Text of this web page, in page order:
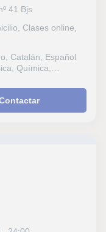
41 Bjs
Clases online,
Catalán, Español
Química,
Lengua
Lengua catalana
técnico, TOEFL,
de estudio,
por déficit